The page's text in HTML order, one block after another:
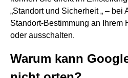
„Standort und Sicherheit „ – bei
Standort-Bestimmung an Ihrem
oder ausschalten.
Warum kann